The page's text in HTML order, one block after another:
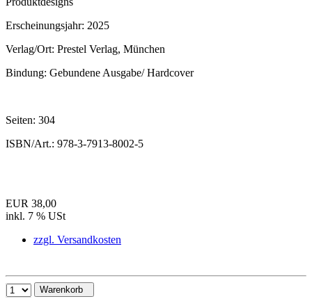
Erscheinungsjahr: 2025
Verlag/Ort: Prestel Verlag, München
Bindung: Gebundene Ausgabe/ Hardcover
Seiten: 304
ISBN/Art.: 978-3-7913-8002-5
EUR 38,00
inkl. 7 % USt
zzgl. Versandkosten
Warenkorb